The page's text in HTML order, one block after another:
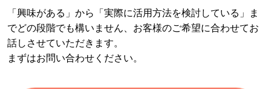
「興味がある」から「実際に活用方法を検討している」ま
でどの段階でも構いません、お客様のご希望に合わせてお
話しさせていただきます。
まずはお問い合わせください。